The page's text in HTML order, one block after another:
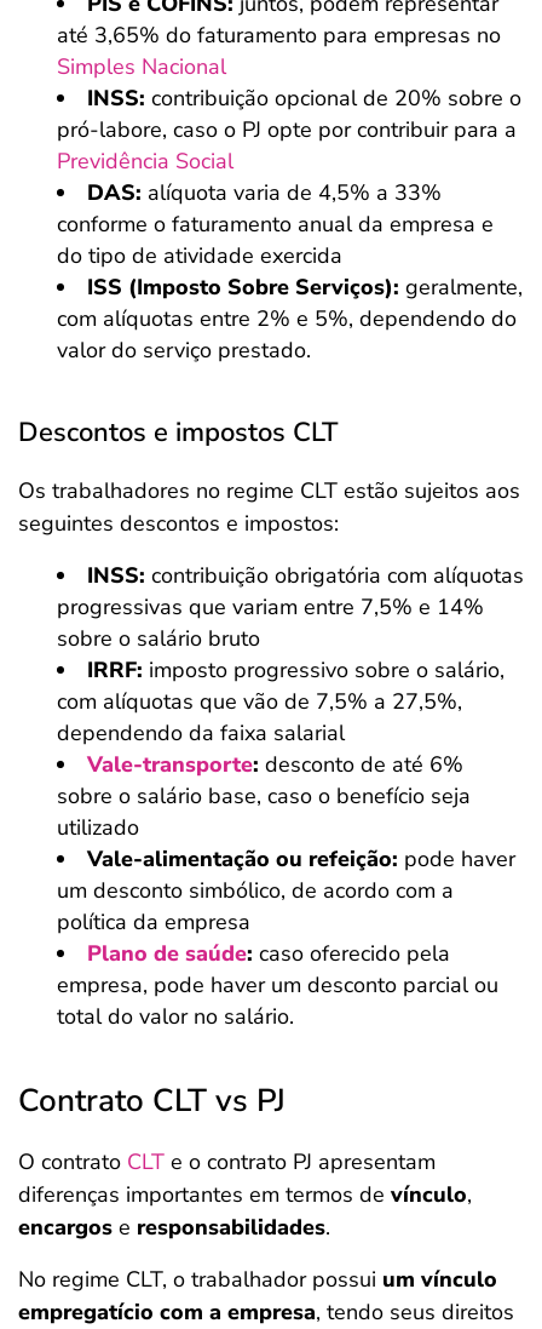
até 3,65% do faturamento para empresas no
Simples Nacional
INSS: contribuição opcional de 20% sobre o
pró-labore, caso o PJ opte por contribuir para a
Previdência Social
DAS: alíquota varia de 4,5% a 33%
conforme o faturamento anual da empresa e
do tipo de atividade exercida
ISS (Imposto Sobre Serviços): geralmente,
com alíquotas entre 2% e 5%, dependendo do
valor do serviço prestado.
Descontos e impostos CLT
Os trabalhadores no regime CLT estão sujeitos aos
seguintes descontos e impostos:
INSS: contribuição obrigatória com alíquotas
progressivas que variam entre 7,5% e 14%
sobre o salário bruto
IRRF: imposto progressivo sobre o salário,
com alíquotas que vão de 7,5% a 27,5%,
dependendo da faixa salarial
Vale-transporte: desconto de até 6%
sobre o salário base, caso o benefício seja
utilizado
Vale-alimentação ou refeição: pode haver
um desconto simbólico, de acordo com a
política da empresa
Plano de saúde: caso oferecido pela
empresa, pode haver um desconto parcial ou
total do valor no salário.
Contrato CLT vs PJ
O contrato CLT e o contrato PJ apresentam
diferenças importantes em termos de vínculo,
encargos e responsabilidades.
No regime CLT, o trabalhador possui um vínculo
empregatício com a empresa, tendo seus direitos